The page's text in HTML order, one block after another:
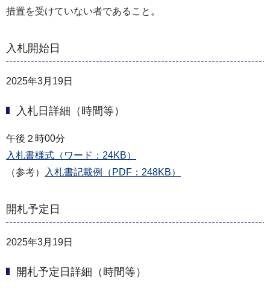
措置を受けていない者であること。
入札開始日
2025年3月19日
入札日詳細（時間等）
午後２時00分
入札書様式（ワード：24KB）
（参考）
入札書記載例（PDF：248KB）
開札予定日
2025年3月19日
開札予定日詳細（時間等）